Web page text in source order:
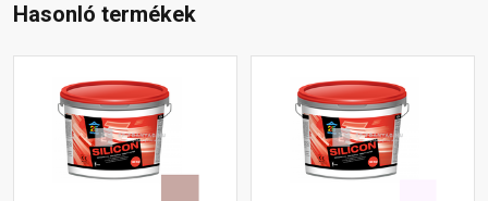
Hasonló termékek